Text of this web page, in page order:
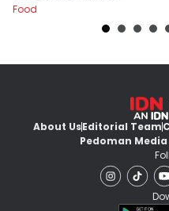
Dalam 15 Menit
Food
About UsEditorial Team
Pedoman Media